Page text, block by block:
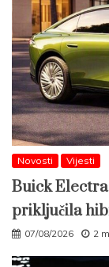
Novosti Vijesti
Buick Electra
priključila
07/08/2026 2